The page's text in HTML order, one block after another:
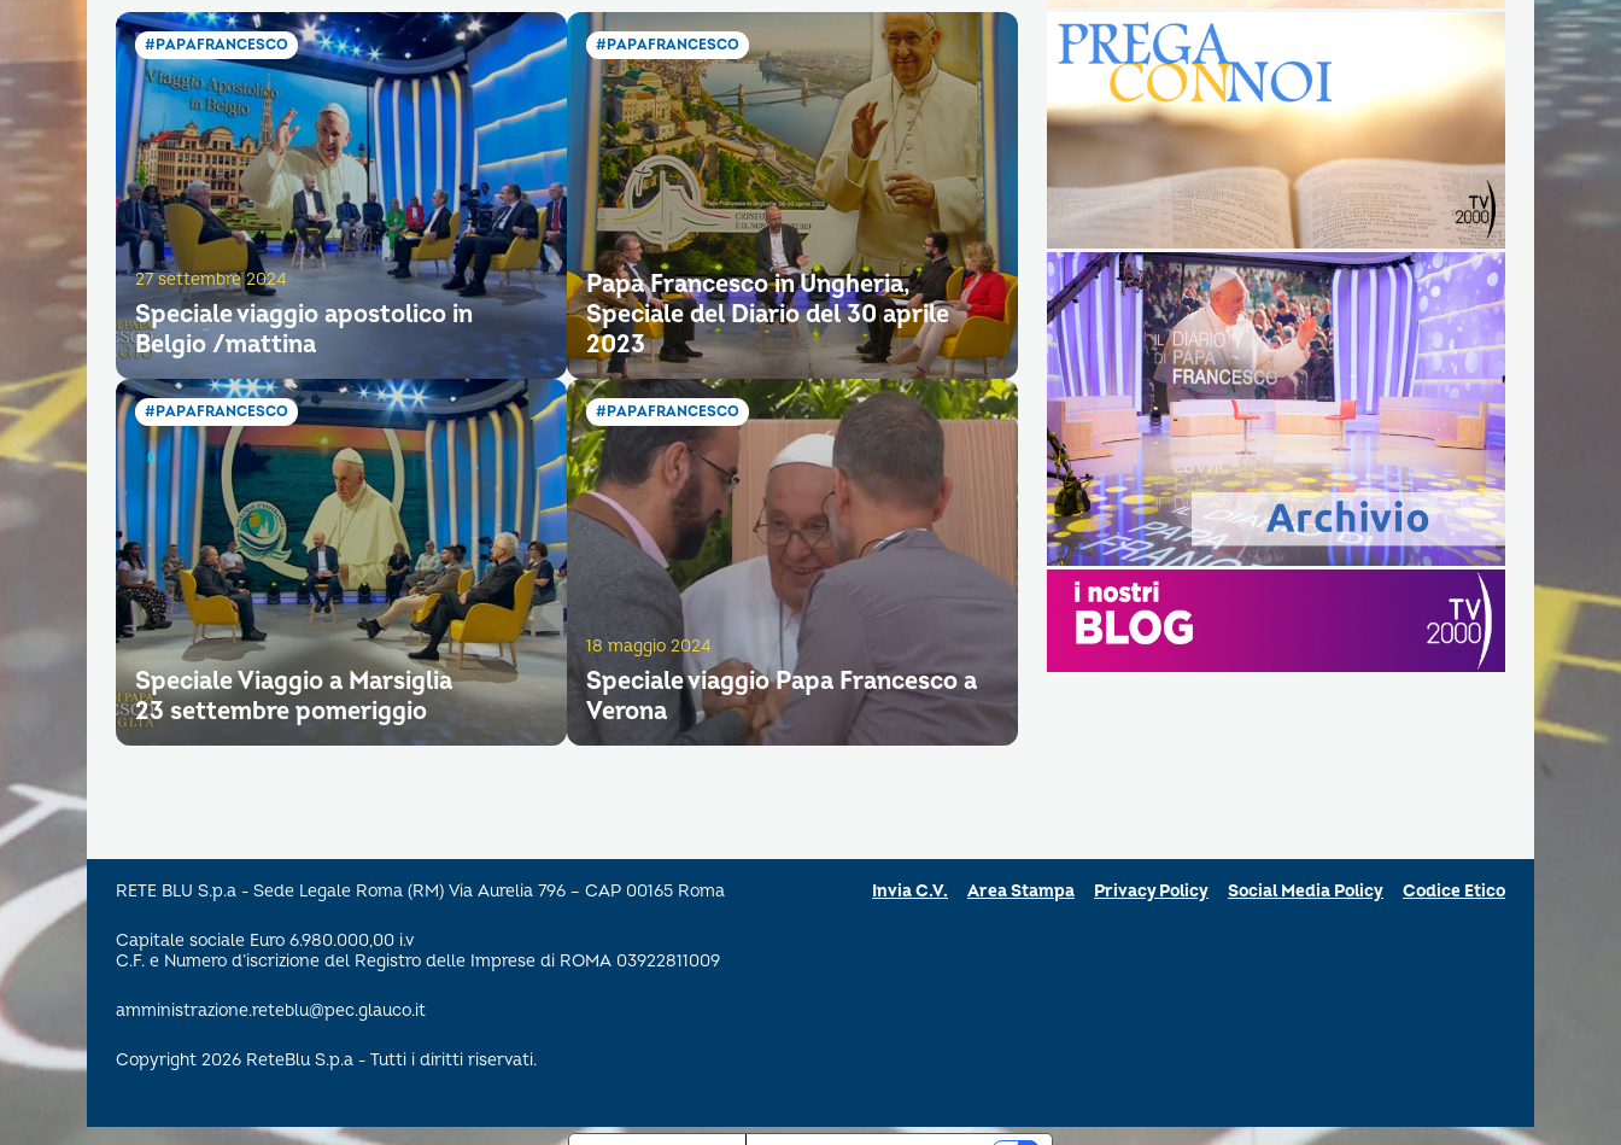
#PAPAFRANCESCO
27 settembre 2024
Speciale viaggio apostolico in
Belgio /mattina
#PAPAFRANCESCO
Papa Francesco in Ungheria,
Speciale del Diario del 30 aprile
2023
#PAPAFRANCESCO
Speciale Viaggio a Marsiglia
23 settembre pomeriggio
#PAPAFRANCESCO
18 maggio 2024
Speciale viaggio Papa Francesco a
Verona
RETE BLU S.p.a - Sede Legale Roma (RM) Via Aurelia 796 – CAP 00165 Roma
Capitale sociale Euro 6.980.000,00 i.v
C.F. e Numero d’iscrizione del Registro delle Imprese di ROMA 03922811009
amministrazione.reteblu@pec.glauco.it
Copyright 2026 ReteBlu S.p.a - Tutti i diritti riservati.
Invia C.V. Area Stampa Privacy Policy Social Media Policy Codice Etico